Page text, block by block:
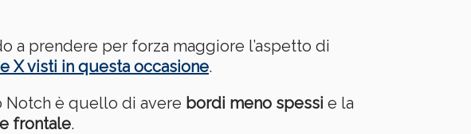
a prendere per forza maggiore l’aspetto di
X visti in questa occasione.
Notch è quello di avere bordi meno spessi e la
frontale.